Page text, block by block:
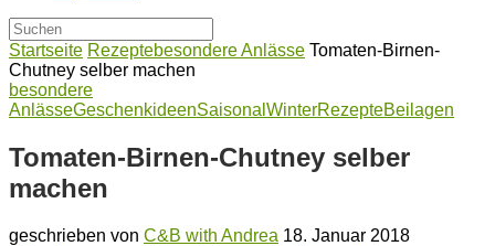
Startseite Rezeptebesondere Anlässe Tomaten-Birnen-
Chutney selber machen
besondere
AnlässeGeschenkideenSaisonal WinterRezepteBeilagen
Tomaten-Birnen-Chutney selber
machen
geschrieben von C&B with Andrea 18. Januar 2018